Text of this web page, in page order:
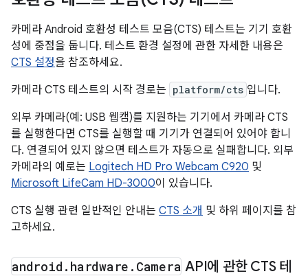
카메라 Android 호환성 테스트 모음(CTS) 테스트는 기기 호환
성에 중점을 둡니다. 테스트 환경 설정에 관한 자세한 내용은
CTS 설정을 참조하세요.
카메라 CTS 테스트의 시작 경로는 platform/cts 입니다.
외부 카메라(예: USB 웹캠)를 지원하는 기기에서 카메라 CTS
를 실행한다면 CTS를 실행할 때 기기가 연결되어 있어야 합니
다. 연결되어 있지 않으면 테스트가 자동으로 실패합니다. 외부
카메라의 예로는 Logitech HD Pro Webcam C920 및
Microsoft LifeCam HD-3000이 있습니다.
CTS 실행 관련 일반적인 안내는 CTS 소개 및 하위 페이지를 참
고하세요.
android . hardware . Camera API에 관한 CTS 테